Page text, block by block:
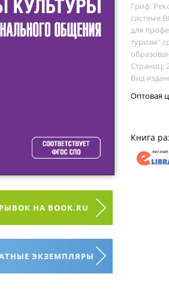
НА BOOK.RU
ЭКЗЕМПЛЯРЫ
Гриф:
системе
для
туризм"
Страниц:
Вид
Оптовая
Книга